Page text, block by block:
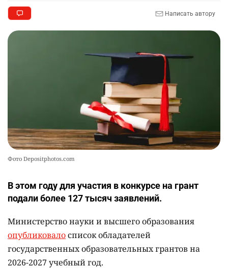
9
2309 2 37
🤝 Токаев принял главу холдинга "Байтерек"
Написать автору
Фото Depositphotos.com
В этом году для участия в конкурсе на грант
подали более 127 тысяч заявлений.
Министерство науки и высшего образования
опубликовалосписок обладателей
государственных образовательных грантов на
2026-2027 учебный год.